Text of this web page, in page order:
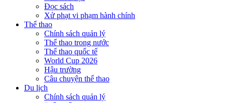
Đọc sách
Xử phạt vi phạm hành chính
Thể thao
Chính sách quản lý
Thể thao trong nước
Thể thao quốc tế
World Cup 2026
Hậu trường
Câu chuyện thể thao
Du lịch
Chính sách quản lý